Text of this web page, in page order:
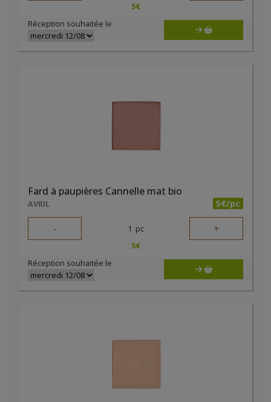
5€
Réception souhaitée le
Fard à paupières Cannelle mat bio
AVRIL 5€/pc
- 1 pc +
5€
Réception souhaitée le